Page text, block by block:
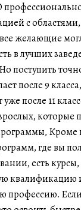
с областями,
желающие
в лучших
поступить
после 9
после 11
которые
где вы
есть
квалификацию
профессию.